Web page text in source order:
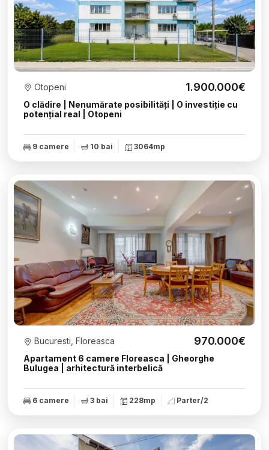
O clădire | Nenumărate posibilități | O investiție cu
potențial real | Otopeni
Otopeni 1.900.000€
9 camere 10 bai 3064mp
Apartament 6 camere Floreasca | Gheorghe
Bulugea | arhitectură interbelică
Bucuresti, Floreasca 970.000€
6 camere 3 bai 228mp Parter/2